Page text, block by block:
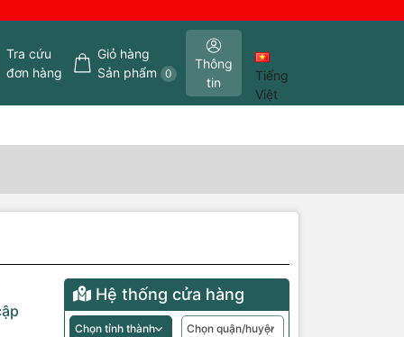
Tra cứu
đơn hàng
Giỏ hàng
Sản phẩm 0
Thông
tin
Tiếng
Việt
Hệ thống cửa hàng